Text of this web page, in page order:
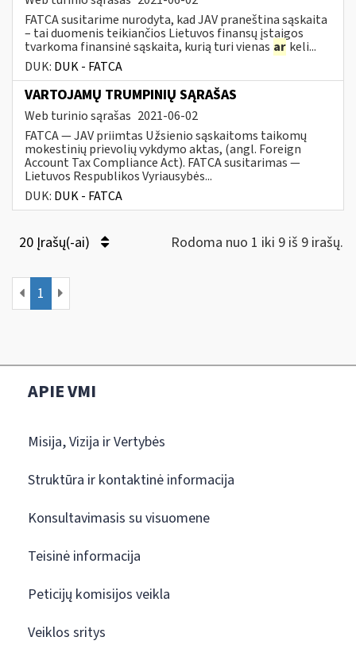
FATCA susitarime nurodyta, kad JAV praneština sąskaita
– tai duomenis teikiančios Lietuvos finansų įstaigos
tvarkoma finansinė sąskaita, kurią turi vienas ar keli...
DUK: DUK - FATCA
VARTOJAMŲ TRUMPINIŲ SĄRAŠAS
Web turinio sąrašas 2021-06-02
FATCA — JAV priimtas Užsienio sąskaitoms taikomų
mokestinių prievolių vykdymo aktas, (angl. Foreign
Account Tax Compliance Act). FATCA susitarimas —
Lietuvos Respublikos Vyriausybės...
DUK: DUK - FATCA
20 Įrašų(-ai) Rodoma nuo 1 iki 9 iš 9 irašų.
1
APIE VMI
Misija, Vizija ir Vertybės
Struktūra ir kontaktinė informacija
Konsultavimasis su visuomene
Teisinė informacija
Peticijų komisijos veikla
Veiklos sritys